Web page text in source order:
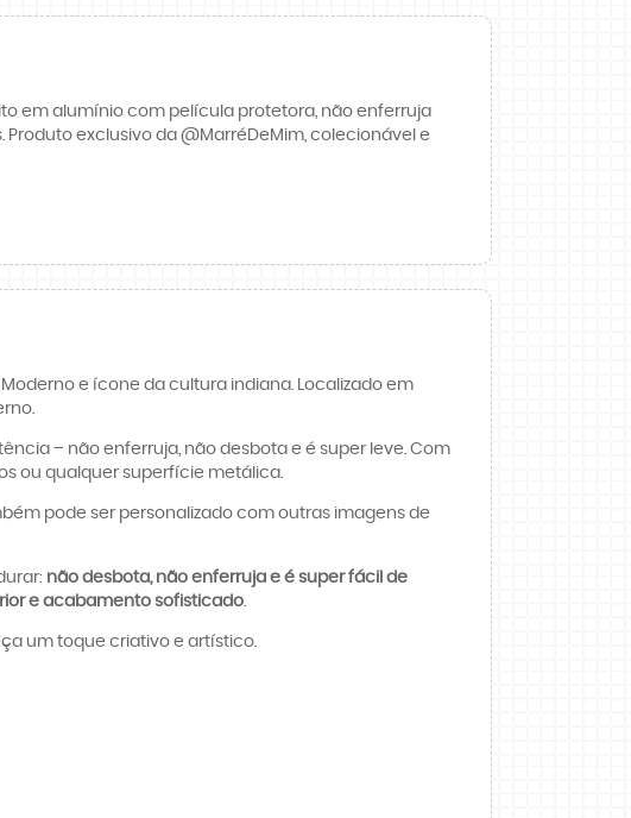
em alumínio com película protetora, não enferruja
exclusivo da @MarréDeMim, colecionável e
e ícone da cultura indiana. Localizado em
– não enferruja, não desbota e é super leve. Com
ou qualquer superfície metálica.
pode ser personalizado com outras imagens de
não desbota, não enferruja e é super fácil de
e acabamento sofisticado.
um toque criativo e artístico.